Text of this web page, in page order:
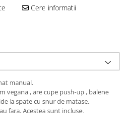
Cere informatii
manual.
vegana , are cupe push-up , balene
la spate cu snur de matase.
fara. Acestea sunt incluse.